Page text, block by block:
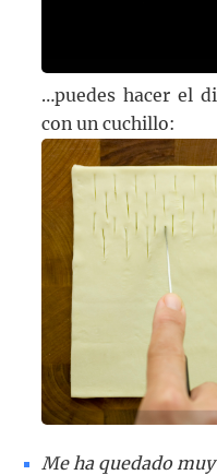
…puedes hacer el
con un cuchillo:
Me ha quedado